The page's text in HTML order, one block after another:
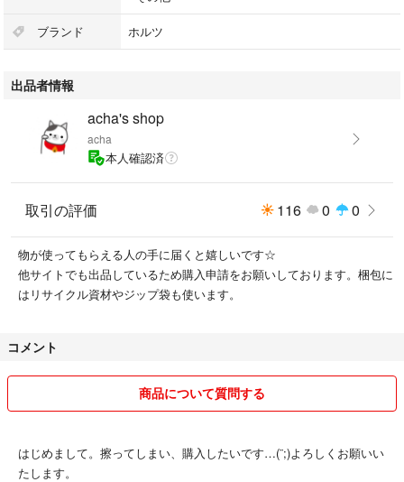
ブランド ホルツ
出品者情報
acha's shop
acha
本人確認済
取引の評価 116 0 0
物が使ってもらえる人の手に届くと嬉しいです☆
他サイトでも出品しているため購入申請をお願いしております。梱包に
はリサイクル資材やジップ袋も使います。
コメント
商品について質問する
はじめまして。擦ってしまい、購入したいです…(¨;)よろしくお願いい
たします。